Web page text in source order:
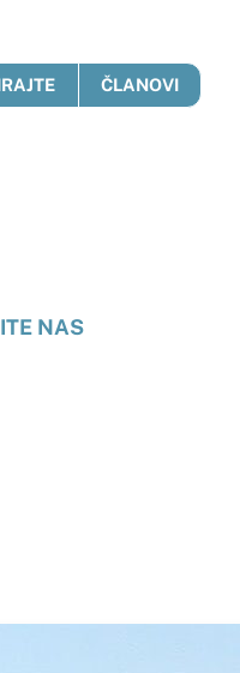
ČLANOVI
NAS